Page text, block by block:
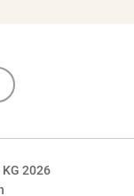
2026